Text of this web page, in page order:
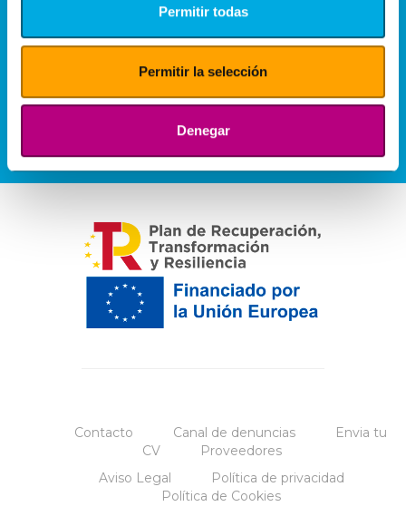
Permitir todas
Permitir la selección
Denegar
Contacto Canal de denuncias
Envia tu
CV
Proveedores
Aviso Legal
Política de privacidad
Política de Cookies